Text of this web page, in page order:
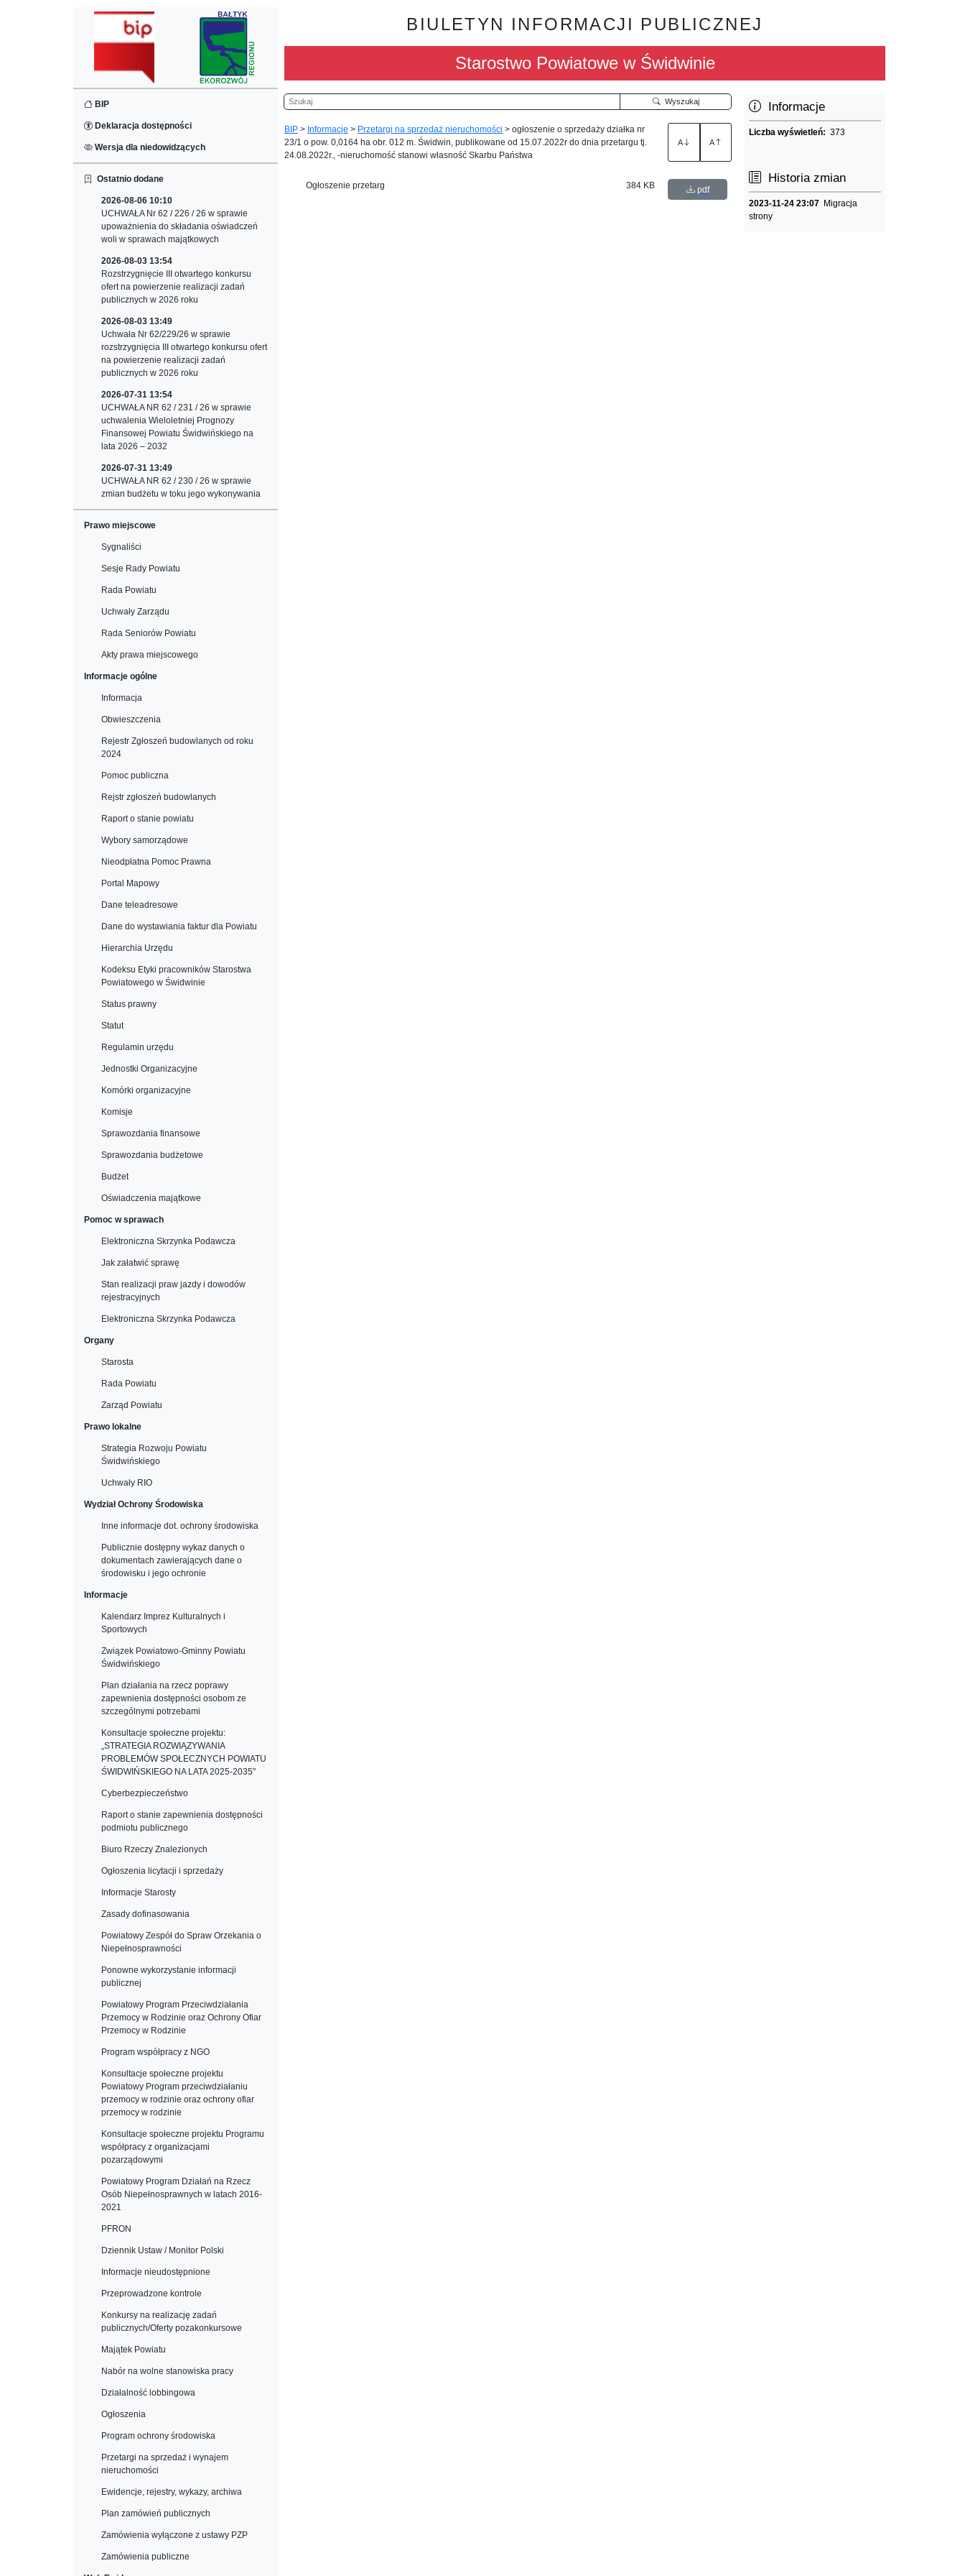
BIP
Deklaracja dostępności
Wersja dla niedowidzących
Ostatnio dodane
2026-08-06 10:10
UCHWAŁA Nr 62 / 226 / 26 w sprawie
upoważnienia do składania oświadczeń
woli w sprawach majątkowych
2026-08-03 13:54
Rozstrzygnięcie III otwartego konkursu
ofert na powierzenie realizacji zadań
publicznych w 2026 roku
2026-08-03 13:49
Uchwała Nr 62/229/26 w sprawie
rozstrzygnięcia III otwartego konkursu ofert
na powierzenie realizacji zadań
publicznych w 2026 roku
2026-07-31 13:54
UCHWAŁA NR 62 / 231 / 26 w sprawie
uchwalenia Wieloletniej Prognozy
Finansowej Powiatu Świdwińskiego na
lata 2026 – 2032
2026-07-31 13:49
UCHWAŁA NR 62 / 230 / 26 w sprawie
zmian budżetu w toku jego wykonywania
Prawo miejscowe
Sygnaliści
Sesje Rady Powiatu
Rada Powiatu
Uchwały Zarządu
Rada Seniorów Powiatu
Akty prawa miejscowego
Informacje ogólne
Informacja
Obwieszczenia
Rejestr Zgłoszeń budowlanych od roku
2024
Pomoc publiczna
Rejstr zgłoszeń budowlanych
Raport o stanie powiatu
Wybory samorządowe
Nieodpłatna Pomoc Prawna
Portal Mapowy
Dane teleadresowe
Dane do wystawiania faktur dla Powiatu
Hierarchia Urzędu
Kodeksu Etyki pracowników Starostwa
Powiatowego w Świdwinie
Status prawny
Statut
Regulamin urzędu
Jednostki Organizacyjne
Komórki organizacyjne
Komisje
Sprawozdania finansowe
Sprawozdania budżetowe
Budżet
Oświadczenia majątkowe
Pomoc w sprawach
Elektroniczna Skrzynka Podawcza
Jak załatwić sprawę
Stan realizacji praw jazdy i dowodów
rejestracyjnych
Elektroniczna Skrzynka Podawcza
Organy
Starosta
Rada Powiatu
Zarząd Powiatu
Prawo lokalne
Strategia Rozwoju Powiatu
Świdwińskiego
Uchwały RIO
Wydział Ochrony Środowiska
Inne informacje dot. ochrony środowiska
Publicznie dostępny wykaz danych o
dokumentach zawierających dane o
środowisku i jego ochronie
Informacje
Kalendarz Imprez Kulturalnych i
Sportowych
Związek Powiatowo-Gminny Powiatu
Świdwińskiego
Plan działania na rzecz poprawy
zapewnienia dostępności osobom ze
szczególnymi potrzebami
Konsultacje społeczne projektu:
„STRATEGIA ROZWIĄZYWANIA
PROBLEMÓW SPOŁECZNYCH POWIATU
ŚWIDWIŃSKIEGO NA LATA 2025-2035"
Cyberbezpieczeństwo
Raport o stanie zapewnienia dostępności
podmiotu publicznego
Biuro Rzeczy Znalezionych
Ogłoszenia licytacji i sprzedaży
Informacje Starosty
Zasady dofinasowania
Powiatowy Zespół do Spraw Orzekania o
Niepełnosprawności
Ponowne wykorzystanie informacji
publicznej
Powiatowy Program Przeciwdziałania
Przemocy w Rodzinie oraz Ochrony Ofiar
Przemocy w Rodzinie
Program współpracy z NGO
Konsultacje społeczne projektu
Powiatowy Program przeciwdziałaniu
przemocy w rodzinie oraz ochrony ofiar
przemocy w rodzinie
Konsultacje społeczne projektu Programu
współpracy z organizacjami
pozarządowymi
Powiatowy Program Działań na Rzecz
Osób Niepełnosprawnych w latach 2016-
2021
PFRON
Dziennik Ustaw / Monitor Polski
Informacje nieudostępnione
Przeprowadzone kontrole
Konkursy na realizację zadań
publicznych/Oferty pozakonkursowe
Majątek Powiatu
Nabór na wolne stanowiska pracy
Działalność lobbingowa
Ogłoszenia
Program ochrony środowiska
Przetargi na sprzedaż i wynajem
nieruchomości
Ewidencje, rejestry, wykazy, archiwa
Plan zamówień publicznych
Zamówienia wyłączone z ustawy PZP
Zamówienia publiczne
BIULETYN INFORMACJI PUBLICZNEJ
Starostwo Powiatowe w Świdwinie
Szukaj Wyszukaj
BIP > Informacje > Przetargi na sprzedaż nieruchomości > ogłoszenie o sprzedaży działka nr
23/1 o pow. 0,0164 ha obr. 012 m. Świdwin, publikowane od 15.07.2022r do dnia przetargu tj.
24.08.2022r., -nieruchomość stanowi własność Skarbu Państwa
A A
Ogłoszenie przetarg 384 KB pdf
Informacje
Liczba wyświetleń:373
Historia zmian
2023-11-24 23:07 Migracja
strony